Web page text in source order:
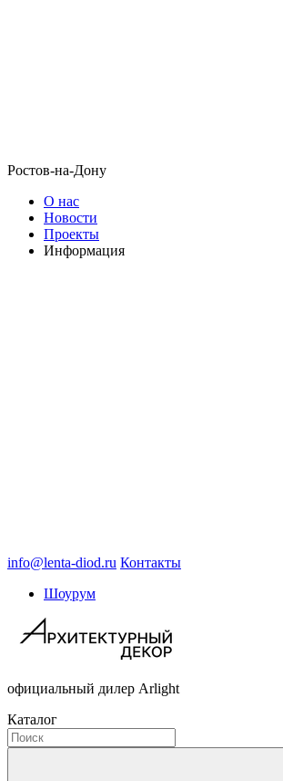
Ростов-на-Дону
О нас
Новости
Проекты
Информация
info@lenta-diod.ru Контакты
Шоурум
официальный дилер Arlight
Каталог